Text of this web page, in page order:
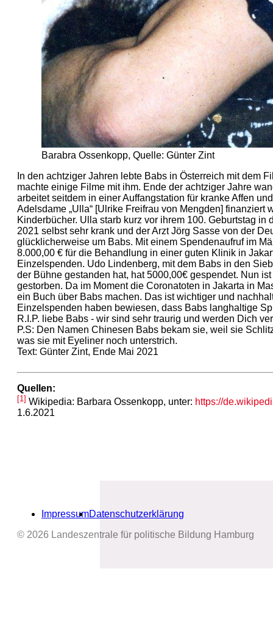
Barabra Ossenkopp, Quelle: Günter Zint
In den achtziger Jahren lebte Babs in Österreich mit dem
machte einige Filme mit ihm. Ende der achtziger Jahre
arbeitet seitdem in einer Auffangstation für kranke Affen
Adelsdame „Ulla“ [Ulrike Freifrau von Mengden] finanziert
Kinderbücher. Ulla starb kurz vor ihrem 100. Geburtstag
2021 selbst sehr krank und der Arzt Jörg Sasse von der
glücklicherweise um Babs. Mit einem Spendenaufruf im
8.000,00 € für die Behandlung in einer guten Klinik in
Einzelspenden. Udo Lindenberg, mit dem Babs in den
der Bühne gestanden hat, hat 5000,00€ gespendet. Nun
gestorben. Da im Moment die Coronatoten in Jakarta in
ein Buch über Babs machen. Das ist wichtiger und
Einzelspenden haben bewiesen, dass Babs langhaltige
R.I.P. liebe Babs - wir sind sehr traurig und werden Dich
P.S: Den Namen Chinesen Babs bekam sie, weil sie
was sie mit Eyeliner noch unterstrich.
Text: Günter Zint, Ende Mai 2021
Quellen:
[1] Wikipedia: Barbara Ossenkopp, unter: https://
1.6.2021
ImpressumDatenschutzerklärung
© 2026 Landeszentrale für politische Bildung Hamburg